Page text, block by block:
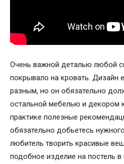
Очень важной деталью любой
покрывало на кровать. Дизайн
разным, но он обязательно
остальной мебелью и декором
практике полезные
обязательно добьетесь
любитель творить красивые
подобное изделие на постель